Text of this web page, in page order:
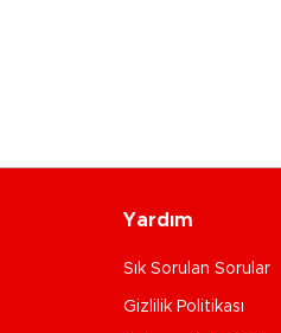
Yardım
Sık Sorulan Sorular
Gizlilik Politikası